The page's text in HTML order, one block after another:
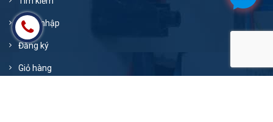
Đăng nhập
Đăng ký
Giỏ hàng